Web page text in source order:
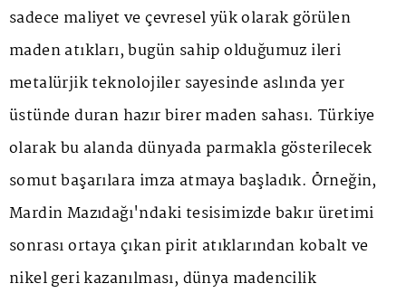
sadece maliyet ve çevresel yük olarak görülen
maden atıkları, bugün sahip olduğumuz ileri
metalürjik teknolojiler sayesinde aslında yer
üstünde duran hazır birer maden sahası. Türkiye
olarak bu alanda dünyada parmakla gösterilecek
somut başarılara imza atmaya başladık. Örneğin,
Mardin Mazıdağı'ndaki tesisimizde bakır üretimi
sonrası ortaya çıkan pirit atıklarından kobalt ve
nikel geri kazanılması, dünya madencilik